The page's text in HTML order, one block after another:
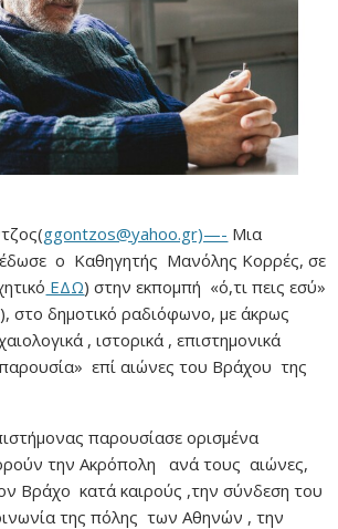
ggontzos@yahoo.gr)—- Μια
έδωσε ο Καθηγητής Μανόλης Κορρές, σε
ΕΔΩ) στην εκπομπή «ό,τι πεις εσύ»
στο δημοτικό ραδιόφωνο, με άκρως
, ιστορικά , επιστημονικά
επί αιώνες του Βράχου της
παρουσίασε ορισμένα
την Ακρόπολη ανά τους αιώνες,
Βράχο κατά καιρούς ,την σύνδεση του
της πόλης των Αθηνών , την